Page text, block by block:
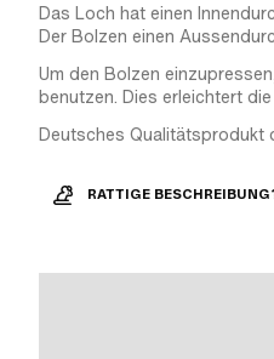
Das Loch hat einen
Der Bolzen einen
Um den Bolzen
benutzen. Dies erleichtert
Deutsches Qualitätsprodukt
RATTIGE